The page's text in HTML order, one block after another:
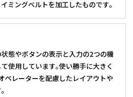
ミングベルトを加工したものです｡
態やボタンの表示と入力の2つの機
使用しています｡使い勝手に大きく
ペレーターを配慮したレイアウトや